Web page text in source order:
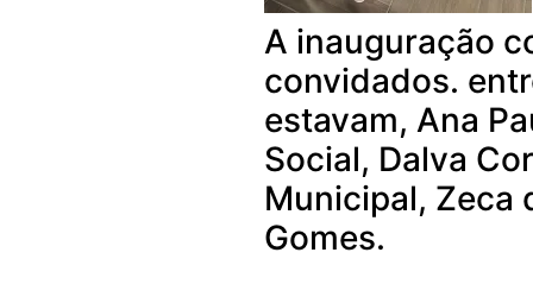
A inauguração
convidados.
estavam, Ana
Social, Dalva
Municipal, Zeca
Gomes.